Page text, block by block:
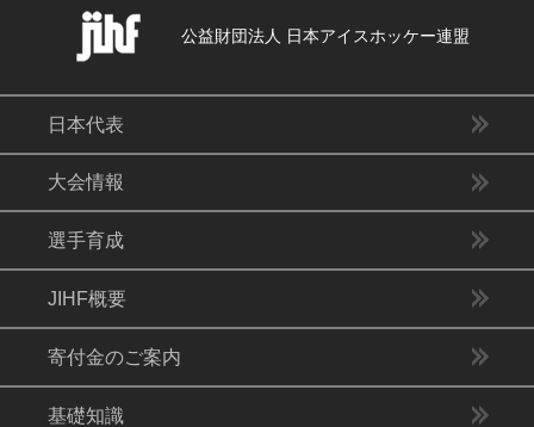
公益財団法人 日本アイスホッケー連盟
日本代表
大会情報
選手育成
JIHF概要
寄付金のご案内
基礎知識